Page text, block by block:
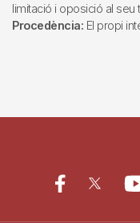
limitació i oposició al seu
Procedència: El propi